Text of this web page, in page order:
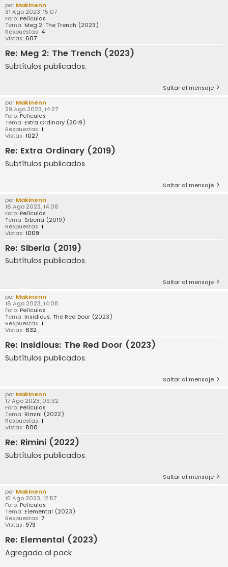
por Makinenn
31 Ago 2023, 15:07
Foro: Películas
Tema: Meg 2: The Trench (2023)
Respuestas: 4
Vistas: 607
Re: Meg 2: The Trench (2023)
Subtítulos publicados.
Saltar al mensaje
por Makinenn
29 Ago 2023, 14:27
Foro: Películas
Tema: Extra Ordinary (2019)
Respuestas: 1
Vistas: 1027
Re: Extra Ordinary (2019)
Subtítulos publicados.
Saltar al mensaje
por Makinenn
18 Ago 2023, 14:08
Foro:Películas
Tema: Siberia (2019)
Respuestas: 1
Vistas: 1009
Re: Siberia (2019)
Subtítulos publicados.
Saltar al mensaje
por Makinenn
18 Ago 2023, 14:08
Foro: Películas
Tema: Insidious: The Red Door (2023)
Respuestas: 1
Vistas: 632
Re: Insidious: The Red Door (2023)
Subtítulos publicados.
Saltar al mensaje
por Makinenn
17 Ago 2023, 09:32
Foro: Películas
Tema: Rimini (2022)
Respuestas: 1
Vistas: 800
Re: Rimini (2022)
Subtítulos publicados.
Saltar al mensaje
por Makinenn
15 Ago 2023, 12:57
Foro: Películas
Tema: Elemental (2023)
Respuestas: 7
Vistas: 979
Re: Elemental (2023)
Agregada al pack.